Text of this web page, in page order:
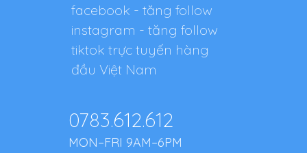
facebook - tăng follow
instagram - tăng follow
tiktok trực tuyến hàng
đầu Việt Nam
0783.612.612
MON–FRI 9AM–6PM